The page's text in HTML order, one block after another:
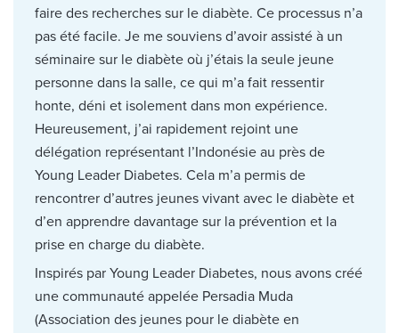
faire des recherches sur le diabète. Ce processus n’a
pas été facile. Je me souviens d’avoir assisté à un
séminaire sur le diabète où j’étais la seule jeune
personne dans la salle, ce qui m’a fait ressentir
honte, déni et isolement dans mon expérience.
Heureusement, j’ai rapidement rejoint une
délégation représentant l’Indonésie au près de
Young Leader Diabetes. Cela m’a permis de
rencontrer d’autres jeunes vivant avec le diabète et
d’en apprendre davantage sur la prévention et la
prise en charge du diabète.
Inspirés par Young Leader Diabetes, nous avons créé
une communauté appelée Persadia Muda
(Association des jeunes pour le diabète en